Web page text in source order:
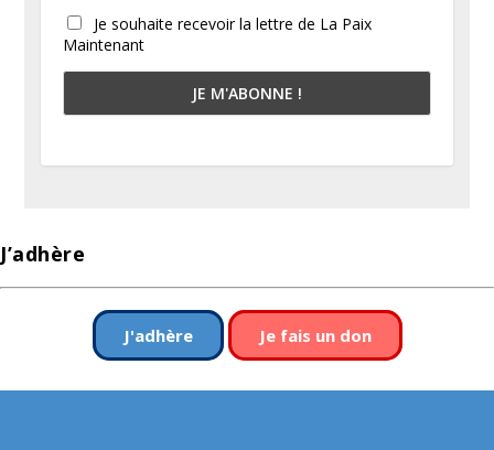
Je souhaite recevoir la lettre de La Paix
Maintenant
J’adhère
J'adhère Je fais un don